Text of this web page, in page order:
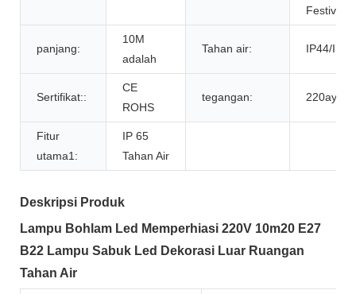
Festival
panjang:
10M
adalah
Tahan air: IP44/IP65
Sertifikat::
CE
ROHS
tegangan: 220ay
Fitur
utama1:
IP 65
Tahan Air
Deskripsi Produk
Lampu Bohlam Led Memperhiasi 220V 10m20 E27
B22 Lampu Sabuk Led Dekorasi Luar Ruangan
Tahan Air